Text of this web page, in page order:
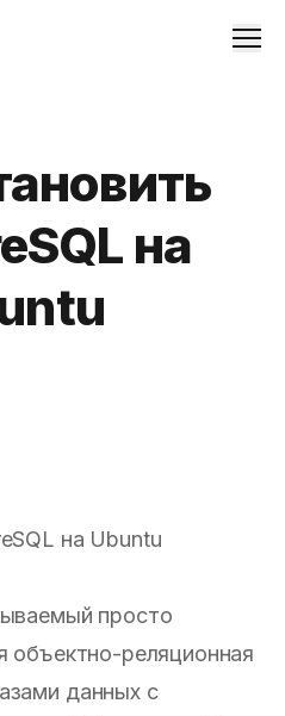
на
на Ubuntu
просто
объектно-реляционная
данных с